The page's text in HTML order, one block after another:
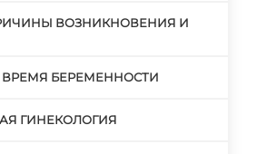
ВОЗНИКНОВЕНИЯ И
ВРЕМЯ БЕРЕМЕННОСТИ
ГИНЕКОЛОГИЯ